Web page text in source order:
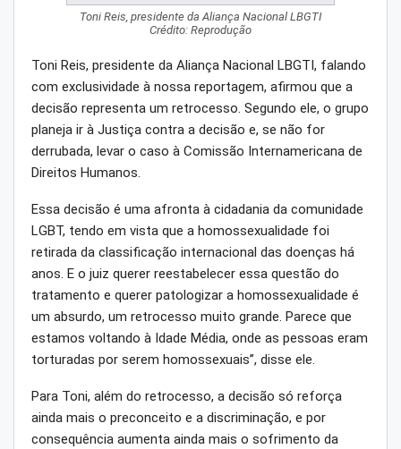
Toni Reis, presidente da Aliança Nacional LBGTI
Crédito: Reprodução
Toni Reis, presidente da Aliança Nacional LBGTI, falando
com exclusividade à nossa reportagem, afirmou que a
decisão representa um retrocesso. Segundo ele, o grupo
planeja ir à Justiça contra a decisão e, se não for
derrubada, levar o caso à Comissão Internamericana de
Direitos Humanos.
Essa decisão é uma afronta à cidadania da comunidade
LGBT, tendo em vista que a homossexualidade foi
retirada da classificação internacional das doenças há
anos. E o juiz querer reestabelecer essa questão do
tratamento e querer patologizar a homossexualidade é
um absurdo, um retrocesso muito grande. Parece que
estamos voltando à Idade Média, onde as pessoas eram
torturadas por serem homossexuais”, disse ele.
Para Toni, além do retrocesso, a decisão só reforça
ainda mais o preconceito e a discriminação, e por
consequência aumenta ainda mais o sofrimento da